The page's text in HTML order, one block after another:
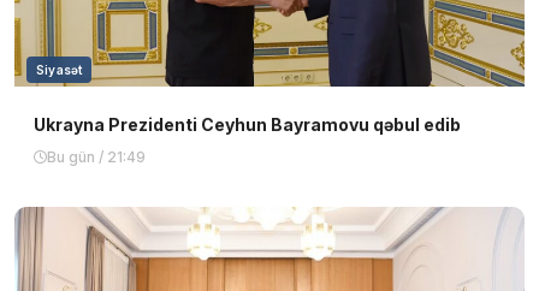
Siyasət
Ukrayna Prezidenti Ceyhun Bayramovu qəbul edib
Bu gün / 21:49